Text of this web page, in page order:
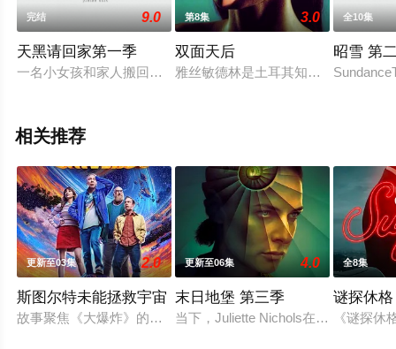
完结 9.0
天黑请回家第一季
一名小女孩和家人搬回父亲曾居住过的小镇，而她对真相的执着
第8集 3.0
双面天后
雅丝敏德林是土耳其知名演员，多年
全10集
昭雪 第
相关推荐
更新至03集 2.0
斯图尔特未能拯救宇宙
故事聚焦《大爆炸》的漫画书老板斯图尔特·布鲁姆，他弄坏了
更新至06集 4.0
末日地堡 第三季
当下，Juliette Nichols在被迫接受“
全8集
谜探休
《谜探